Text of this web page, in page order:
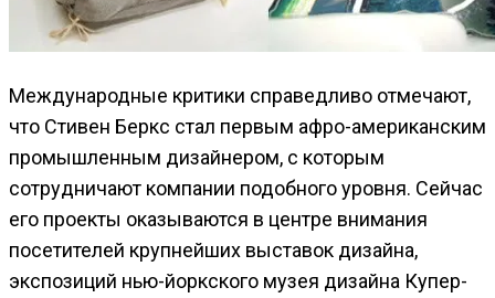
Международные критики справедливо отмечают,
что Стивен Беркс стал первым афро-американским
промышленным дизайнером, с которым
сотрудничают компании подобного уровня. Сейчас
его проекты оказываются в центре внимания
посетителей крупнейших выставок дизайна,
экспозиций нью-йоркского музея дизайна Купер-